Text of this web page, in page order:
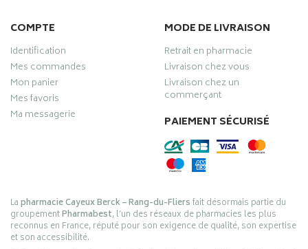
COMPTE
Identification
Mes commandes
Mon panier
Mes favoris
Ma messagerie
MODE DE LIVRAISON
Retrait en pharmacie
Livraison chez vous
Livraison chez un
commerçant
PAIEMENT SÉCURISÉ
Lapharmacie Cayeux Berck – Rang-du-Fliersfait désormais partie du
groupementPharmabest, l’un des réseaux de pharmacies les plus
reconnus en France, réputé pour son exigence de qualité, son expertise
et son accessibilité.